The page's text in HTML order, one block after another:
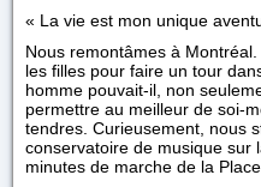
« La vie est mon unique
Nous remontâmes à Montréal.
les filles pour faire un tour
homme pouvait-il, non
permettre au meilleur de soi-
tendres. Curieusement, nous
conservatoire de musique sur
minutes de marche de la